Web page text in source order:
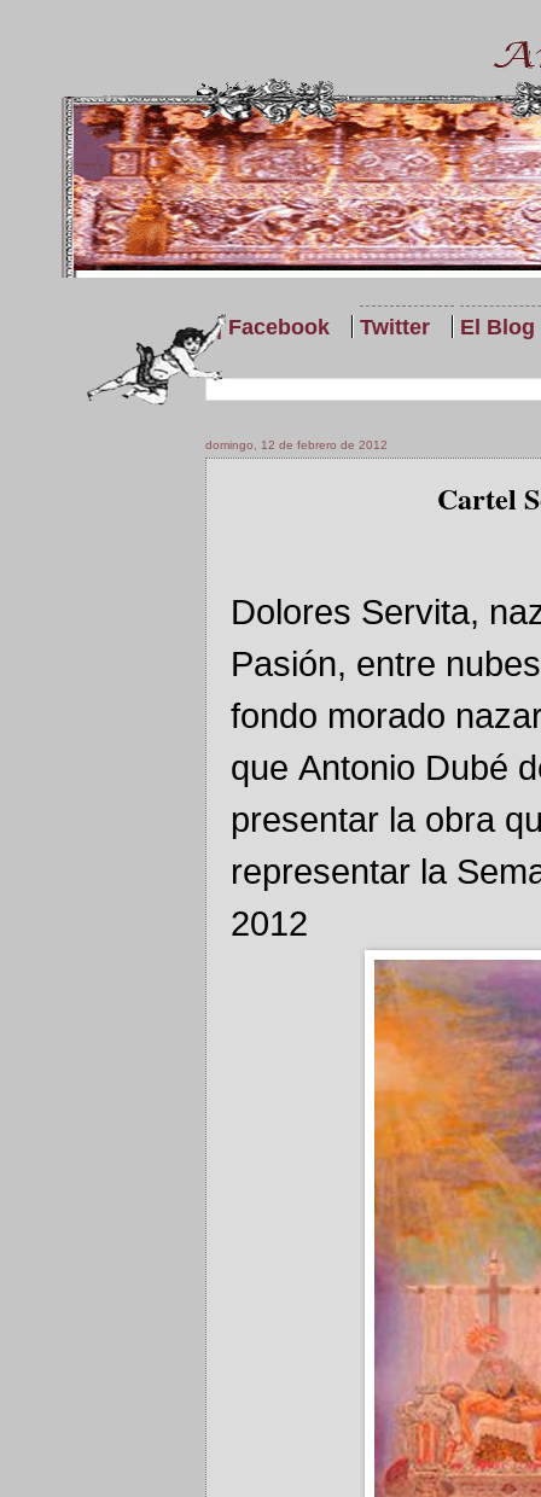
| Facebook Twitter El
domingo, 12 de febrero de 2012
Cartel
Dolores Servita,
Pasión, entre
fondo morado
que Antonio Dubé
presentar la obra
representar la
2012